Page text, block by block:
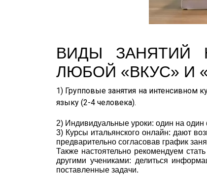
ВИДЫ ЗАНЯТИЙ
ЛЮБОЙ «ВКУС» И
1) Групповые занятия на интенсивном
языку (2-4 человека).
2) Индивидуальные уроки: один на один
3) Курсы итальянского онлайн: дают
предварительно согласовав график
Также настоятельно рекомендуем
другими учениками: делиться
поставленные задачи.